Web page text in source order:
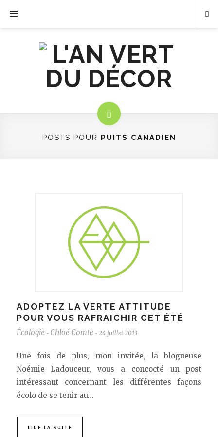
POSTS POUR PUITS CANADIEN
ADOPTEZ LA VERTE ATTITUDE
POUR VOUS RAFRAICHIR CET ÉTÉ
Écologie - Chloé Comte - 24 juillet 2013
Une fois de plus, mon invitée, la blogueuse
Noémie Ladouceur, vous a concocté un post
intéressant concernant les différentes façons
écolo de se tenir au…
LIRE LA SUITE